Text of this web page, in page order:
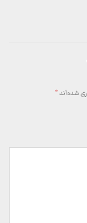
شده‌اند*